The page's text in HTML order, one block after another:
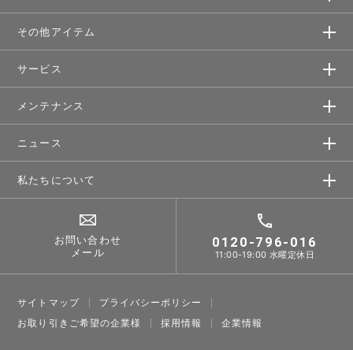
その他アイテム
サービス
メンテナンス
ニュース
私たちについて
お問い合わせ
メール
0120-796-016
11:00-19:00 水曜定休日
サイトマップ
プライバシーポリシー
お取り引きご希望の企業様
採⽤情報 企業情報